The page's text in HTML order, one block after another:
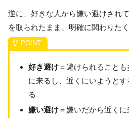
逆に、好きな人から嫌い避けされ
を取られたまま、明確に関わりた
好き避け＝避けられることも
に来るし、近くにいようと
る
嫌い避け＝嫌いだから近く